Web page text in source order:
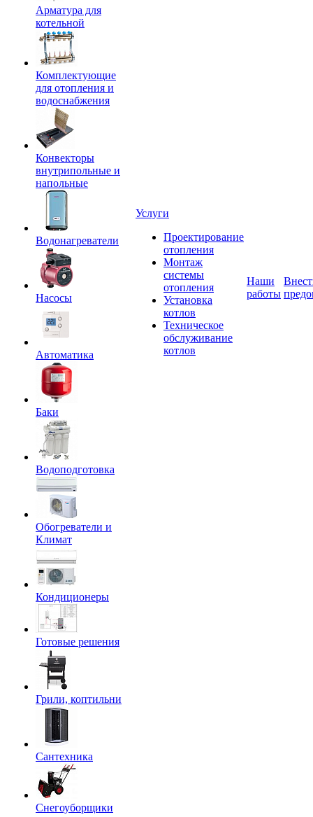
Арматура для
котельной
Комплектующие
для отопления и
водоснабжения
Конвекторы
внутрипольные и
напольные
Водонагреватели
Насосы
Автоматика
Баки
Водоподготовка
Обогреватели и
Климат
Кондиционеры
Готовые решения
Грили, коптильни
Сантехника
Снегоуборщики
Услуги
Проектирование
отопления
Монтаж
системы
отопления
Установка
котлов
Техническое
обслуживание
котлов
Наши
работы